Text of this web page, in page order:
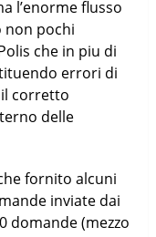
l’enorme flusso
non pochi
che in piu di
errori di
corretto
delle
fornito alcuni
inviate dai
domande (mezzo